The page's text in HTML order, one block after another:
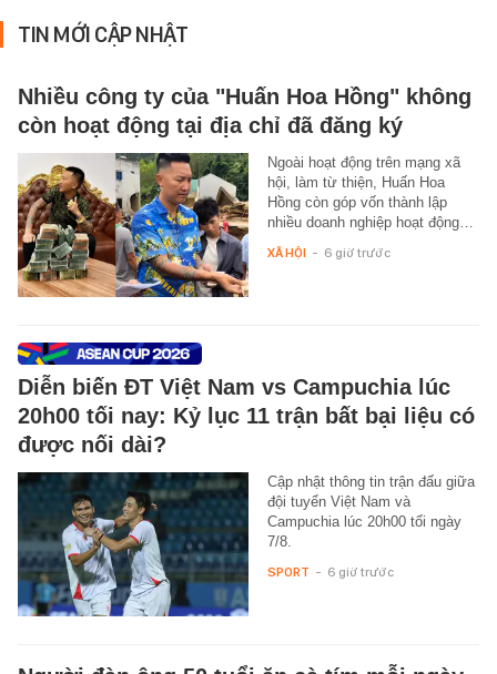
TIN MỚI CẬP NHẬT
Nhiều công ty của "Huấn Hoa Hồng" không
còn hoạt động tại địa chỉ đã đăng ký
Ngoài hoạt động trên mạng xã
hội, làm từ thiện, Huấn Hoa
Hồng còn góp vốn thành lập
nhiều doanh nghiệp hoạt động…
XÃ HỘI - 6 giờ trước
Diễn biến ĐT Việt Nam vs Campuchia lúc
20h00 tối nay: Kỷ lục 11 trận bất bại liệu có
được nối dài?
Cập nhật thông tin trận đấu giữa
đội tuyển Việt Nam và
Campuchia lúc 20h00 tối ngày
7/8.
SPORT - 6 giờ trước